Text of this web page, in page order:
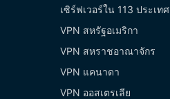
เซิร์ฟเวอร์ใน 113 ประเทศ
VPN สหรัฐอเมริกา
VPN สหราชอาณาจักร
VPN แคนาดา
VPN ออสเตรเลีย